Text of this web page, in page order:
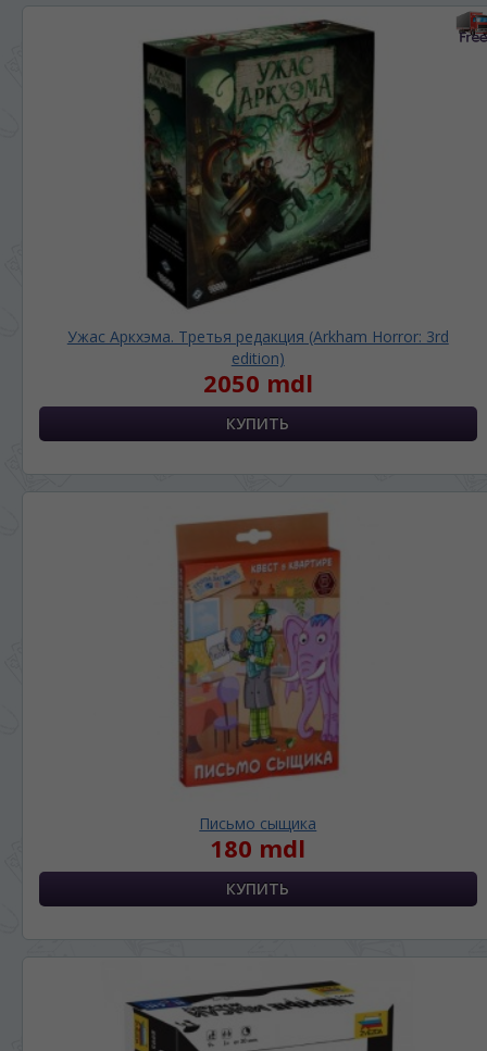
Ужас Аркхэма. Третья редакция (Arkham Horror: 3rd
edition)
2050 mdl
Письмо сыщика
180 mdl